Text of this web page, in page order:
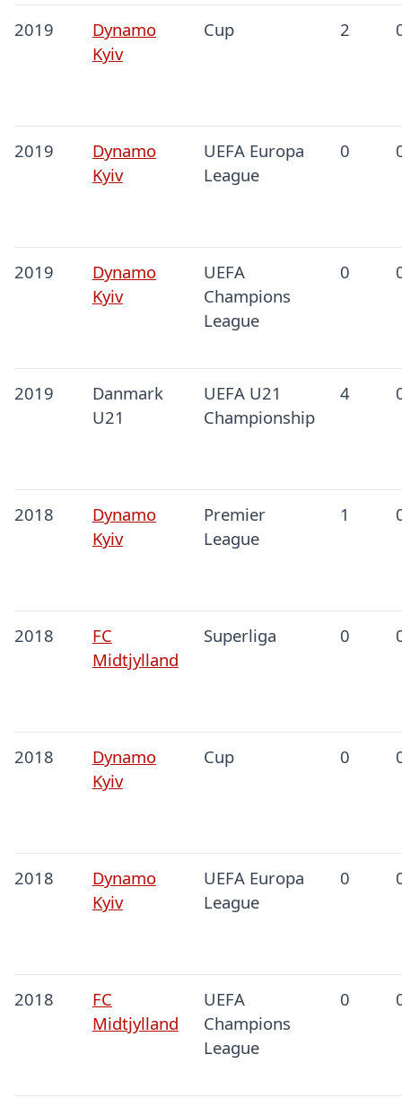
2019
Dynamo
Kyiv
Cup 2
2019
Dynamo
Kyiv
UEFA Europa
League
0
2019
Dynamo
Kyiv
UEFA
Champions
League
0
2019
Danmark
U21
UEFA U21
Championship
4
2018
Dynamo
Kyiv
Premier
League
1
2018
FC
Midtjylland
Superliga 0
2018
Dynamo
Kyiv
Cup 0
2018
Dynamo
Kyiv
UEFA Europa
League
0
2018
FC
Midtjylland
UEFA
Champions
League
0